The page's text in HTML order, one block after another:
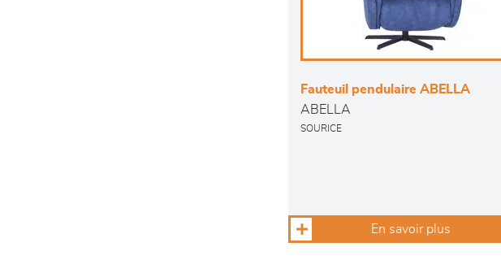
Fauteuil pendulaire ABELLA
ABELLA
SOURICE
En savoir plus